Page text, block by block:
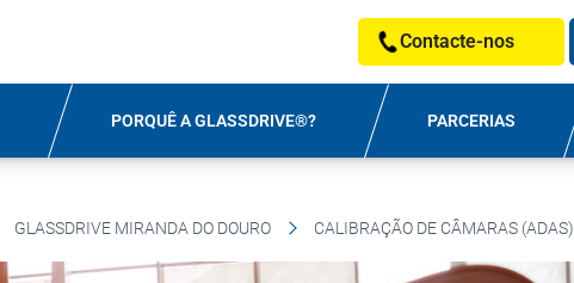
Contacte-nos
PORQUÊ A GLASSDRIVE®? PARCERIAS
GLASSDRIVE MIRANDA DO DOURO CALIBRAÇÃO DE CÂMARAS (ADAS)